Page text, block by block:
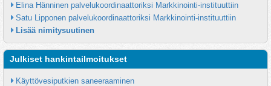
Elina Hänninen palvelukoordinaattoriksi Markkinointi-instituuttiin
Satu Lipponen palvelukoordinaattoriksi Markkinointi-instituuttiin
Lisää nimitysuutinen
Julkiset hankintailmoitukset
Käyttövesiputkien saneeraaminen